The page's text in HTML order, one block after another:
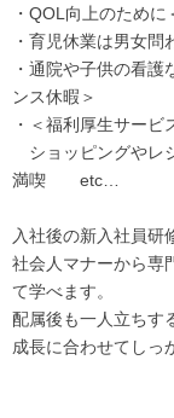
・QOL向上のため
・育児休業は男女
・通院や子供の看
ンス休暇＞
・＜福利厚生サー
ショッピングやレ
満喫 etc…
入社後の新入社員研
社会人マナーから専
て学べます。
配属後も一人立ちす
成長に合わせてしっ